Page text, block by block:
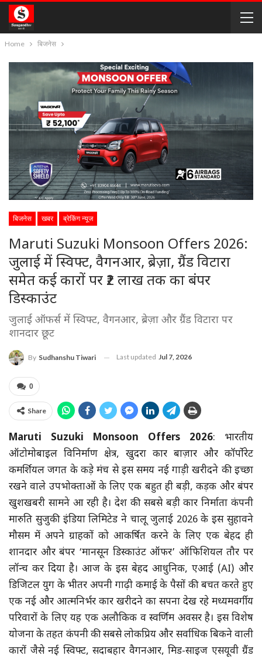
Home बिजनेस
बिजनेस खबर ब्रेकिंग न्यूज
Maruti Suzuki Monsoon Offers 2026:
जुलाई में स्विफ्ट, वैगनआर, ब्रेज़ा, ग्रैंड विटारा
समेत कई कारों पर ₹2 लाख तक का बंपर
डिस्काउंट
जुलाई ऑफर्स में स्विफ्ट, वैगनआर, ब्रेज़ा और ग्रैंड विटारा पर
शानदार छूट
By Sudhanshu Tiwari Last updated Jul 7, 2026
0
Share
Maruti Suzuki Monsoon Offers 2026: भारतीय
ऑटोमोबाइल विनिर्माण क्षेत्र, खुदरा कार बाज़ार और कॉर्पोरेट
कमर्शियल जगत के कड़े मंच से इस समय नई गाड़ी खरीदने की इच्छा
रखने वाले उपभोक्ताओं के लिए एक बहुत ही बड़ी, कड़क और बंपर
खुशखबरी सामने आ रही है। देश की सबसे बड़ी कार निर्माता कंपनी
मारुति सुजुकी इंडिया लिमिटेड ने चालू जुलाई 2026 के इस सुहावने
मौसम में अपने ग्राहकों को आकर्षित करने के लिए एक बेहद ही
शानदार और बंपर ‘मानसून डिस्काउंट ऑफर’ ऑफिशियल तौर पर
लॉन्च कर दिया है। आज के इस बेहद आधुनिक, एआई (AI) और
डिजिटल युग के भीतर अपनी गाढ़ी कमाई के पैसों की बचत करते हुए
एक नई और आत्मनिर्भर कार खरीदने का सपना देख रहे मध्यमवर्गीय
परिवारों के लिए यह एक अलौकिक व स्वर्णिम अवसर है। इस विशेष
योजना के तहत कंपनी की सबसे लोकप्रिय और सर्वाधिक बिकने वाली
कारों जैसे नई स्विफ्ट, सदाबहार वैगनआर, मिड-साइज एसयूवी ग्रैंड